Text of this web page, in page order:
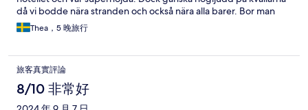
då vi bodde nära stranden och också nära alla barer. Bor man
högre upp på resorten kanske det är lugnare, men då också
längre ifrån strand och uppförsbacke hem.
Thea，5 晚旅行
旅客真實評論
8/10 非常好